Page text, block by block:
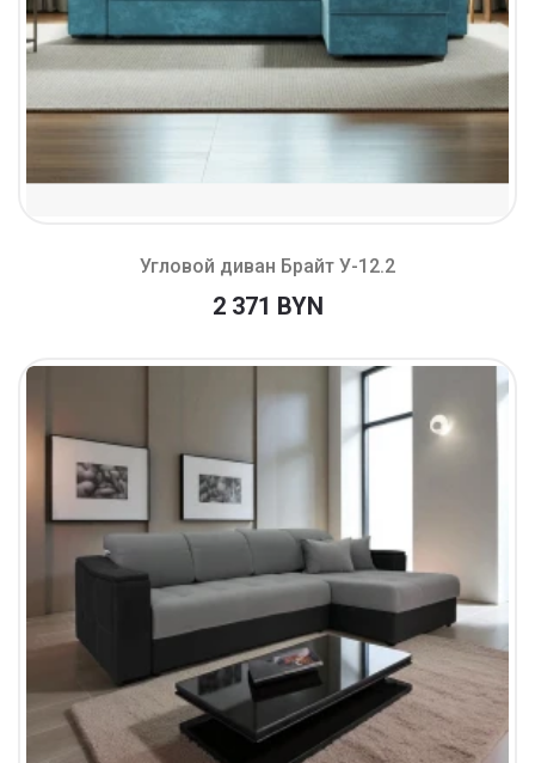
Угловой диван Брайт У-12.2
2 371 BYN